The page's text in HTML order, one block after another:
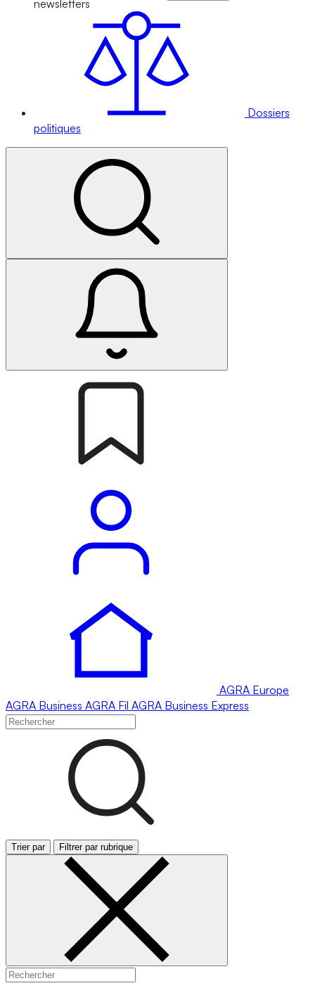
newsletters
Dossiers
politiques
AGRA Europe
AGRA Business AGRA Fil AGRA Business Express
Trier par Filtrer par rubrique